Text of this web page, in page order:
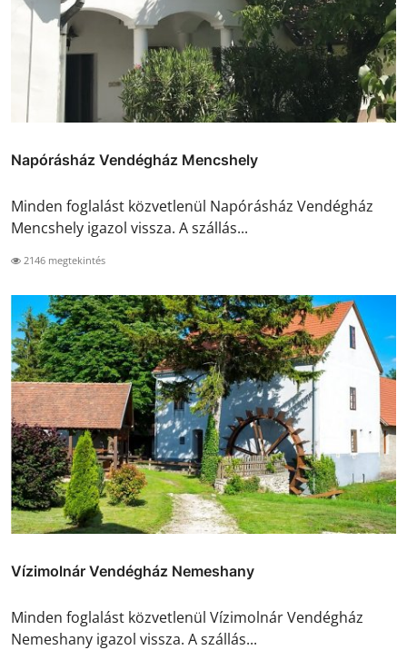
Napórásház Vendégház Mencshely
Minden foglalást közvetlenül Napórásház Vendégház
Mencshely igazol vissza. A szállás...
2146 megtekintés
Vízimolnár Vendégház Nemeshany
Minden foglalást közvetlenül Vízimolnár Vendégház
Nemeshany igazol vissza. A szállás...